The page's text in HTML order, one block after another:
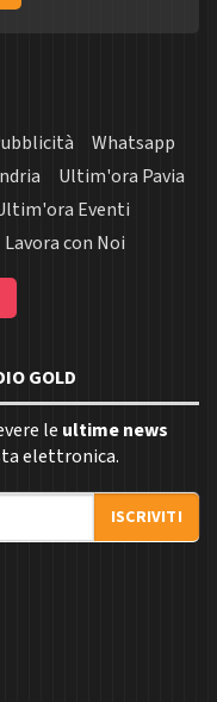
Whatsapp
Ultim'ora Pavia
Eventi
Lavora con Noi
GOLD
le ultime news
elettronica.
ISCRIVITI